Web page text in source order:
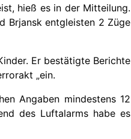
hieß es in der Mitteilung.
Brjansk entgleisten 2 Züge
Er bestätigte Berichte
„ein.
Angaben mindestens 12
des Luftalarms habe es